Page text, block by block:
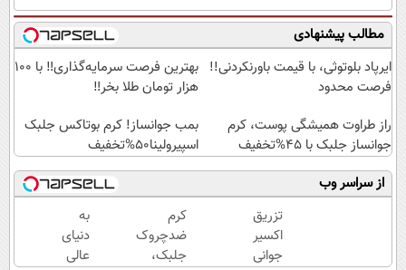
مطالب پیشنهادی
ایرپاد بلوتوثی، با قیمت باورنکردنی!!
فرصت محدود
بهترین فرصت سرمایه‌گذاری‼️ با 100
هزار تومان طلا بخر‼️
راز طراوت همیشگی پوست، کرم
جوانساز جلبک با 45%تخفیف
بمب جوانساز! کرم بوتاکس جلبک
اسپیرولینا50%تخفیف
از سراسر وب
تزریق
اکسیر
جوانی
کرم
ضدچروک
جلبک،
به
دنیای
عالی